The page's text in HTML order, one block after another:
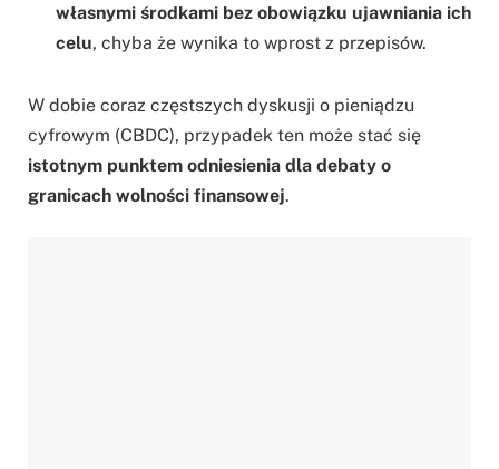
własnymi środkami bez obowiązku ujawniania ich
celu, chyba że wynika to wprost z przepisów.
W dobie coraz częstszych dyskusji o pieniądzu
cyfrowym (CBDC), przypadek ten może stać się
istotnym punktem odniesienia dla debaty o
granicach wolności finansowej.